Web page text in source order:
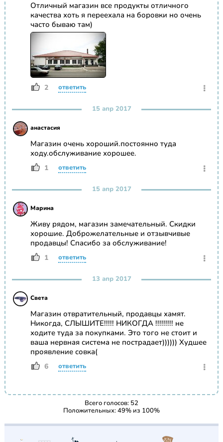
Отличный магазин все продукты отличного
качества хоть я переехала на боровки но очень
часто бываю там)
2 ответить
15 апр 2017
анастасия
Магазин очень хороший.постоянно туда
ходу.обслуживание хорошее.
1 ответить
15 апр 2017
Марина
Живу рядом, магазин замечательный. Скидки
хорошие. Доброжелательные и отзывчивые
продавцы! Спасибо за обслуживание!
1 ответить
13 апр 2017
Света
Магазин отвратительный, продавцы хамят.
Никогда, СЛЫШИТЕ!!!!! НИКОГДА !!!!!!!!! не
ходите туда за покупками. Это того не стоит и
ваша нервная система не пострадает)))))) Худшее
проявление совка(
6 ответить
Всего голосов: 52
Положительных:49% из 100%